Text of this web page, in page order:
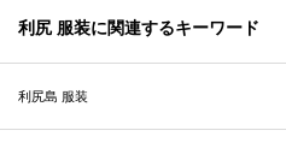
利尻 服装に関連するキーワード
利尻島 服装